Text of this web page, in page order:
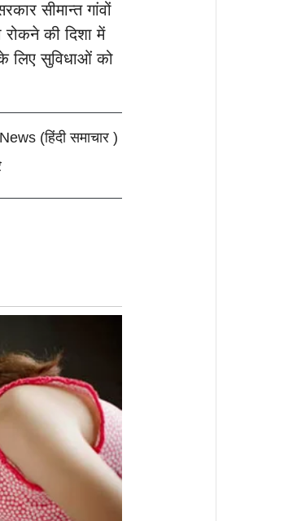
सीमान्त गांवों
रोकने की दिशा में
लिए सुविधाओं को
(हिंदी समाचार )